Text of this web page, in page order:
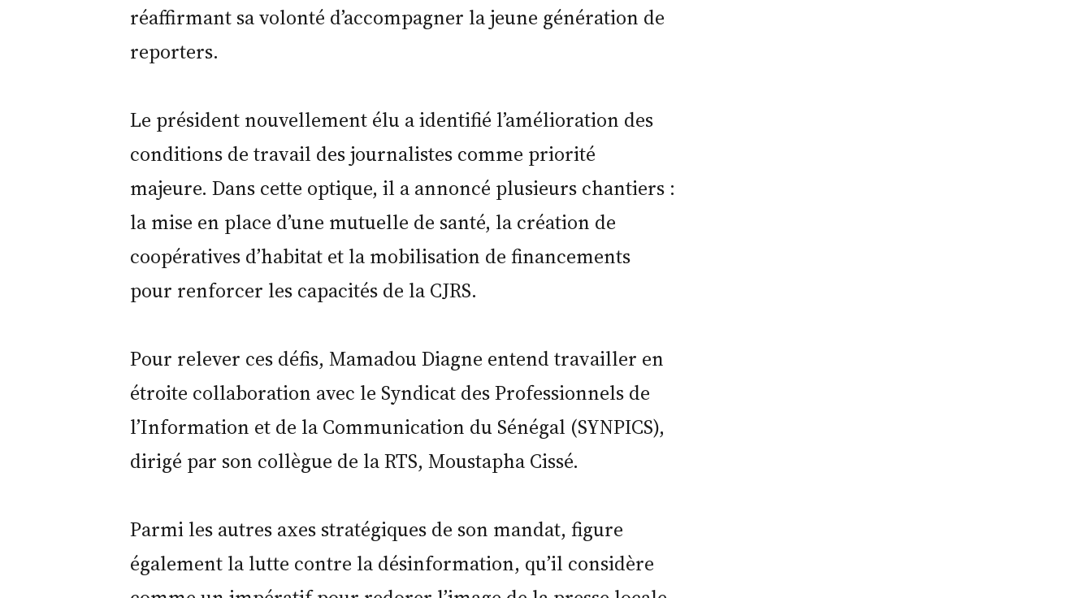
réaffirmant sa volonté d’accompagner la jeune génération de
reporters.
Le président nouvellement élu a identifié l’amélioration des
conditions de travail des journalistes comme priorité
majeure. Dans cette optique, il a annoncé plusieurs chantiers :
la mise en place d’une mutuelle de santé, la création de
coopératives d’habitat et la mobilisation de financements
pour renforcer les capacités de la CJRS.
Pour relever ces défis, Mamadou Diagne entend travailler en
étroite collaboration avec le Syndicat des Professionnels de
l’Information et de la Communication du Sénégal (SYNPICS),
dirigé par son collègue de la RTS, Moustapha Cissé.
Parmi les autres axes stratégiques de son mandat, figure
également la lutte contre la désinformation, qu’il considère